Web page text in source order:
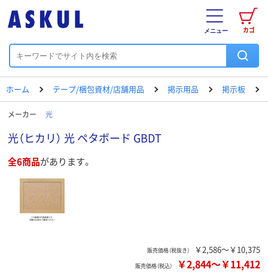
カゴ
メニュー
ホーム テープ/梱包資材/店舗用品 掲示用品 掲示板
メーカー 光
光（ヒカリ） 光 ペタボード GBDT
全6商品があります。
販売価格（税抜き） ￥2,586～￥10,375
販売価格（税込） ￥2,844～￥11,412